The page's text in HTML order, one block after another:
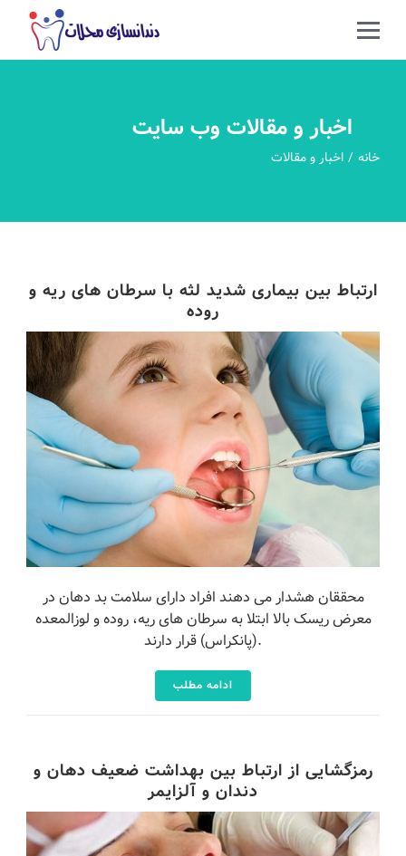
اخبار و مقالات وب سایت
خانه اخبار و مقالات
ارتباط بین بیماری شدید لثه با سرطان های ریه و
روده
محققان هشدار می دهند افراد دارای سلامت بد دهان در
معرض ریسک بالا ابتلا به سرطان های ریه، روده و لوزالمعده
(پانکراس) قرار دارند.
ادامه مطلب
رمزگشایی از ارتباط بین بهداشت ضعیف دهان و
دندان و آلزایمر